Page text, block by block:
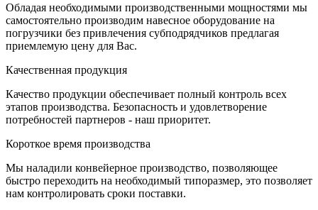
Обладая необходимыми производственными мощностями мы
самостоятельно производим навесное оборудование на
погрузчики без привлечения субподрядчиков предлагая
приемлемую цену для Вас.
Качественная продукция
Качество продукции обеспечивает полный контроль всех
этапов производства. Безопасность и удовлетворение
потребностей партнеров - наш приоритет.
Короткое время производства
Мы наладили конвейерное производство, позволяющее
быстро переходить на необходимый типоразмер, это позволяет
нам контролировать сроки поставки.